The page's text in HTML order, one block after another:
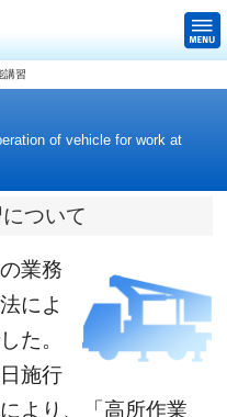
講習
of vehicle for work at
ついて
業務
によ
た。
施行
より、「高所作業